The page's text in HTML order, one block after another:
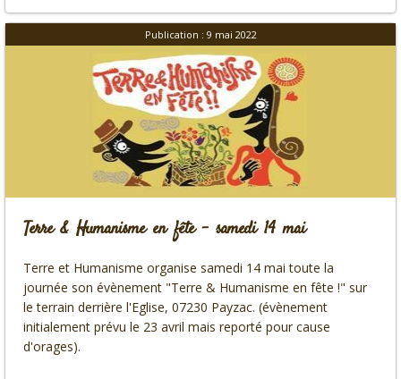
Publication : 9 mai 2022
Terre & Humanisme en fête - samedi 14 mai
Terre et Humanisme organise samedi 14 mai toute la
journée son évènement "Terre & Humanisme en fête !" sur
le terrain derrière l'Eglise, 07230 Payzac. (évènement
initialement prévu le 23 avril mais reporté pour cause
d'orages).